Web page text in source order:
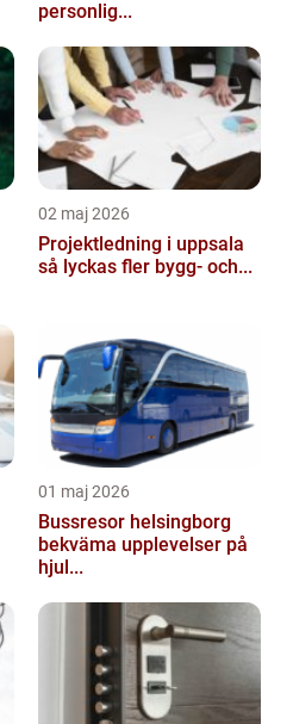
personlig...
02 maj 2026
Projektledning i uppsala
så lyckas fler bygg- och...
01 maj 2026
Bussresor helsingborg
bekväma upplevelser på
hjul...